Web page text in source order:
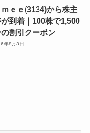
ｍｅｅ(3134)から株主
到着｜100株で1,500
の割引クーポン
年8月3日